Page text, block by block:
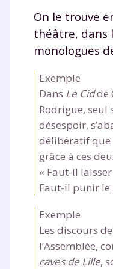
On le trouve
théâtre, dans
monologues
Exemple
Dans Le Cidde
Rodrigue, seul
désespoir,
délibératif que
grâce à ces
« Faut-il
Faut-il punir le
Exemple
Les discours
l’Assemblée,
caves de Lille,